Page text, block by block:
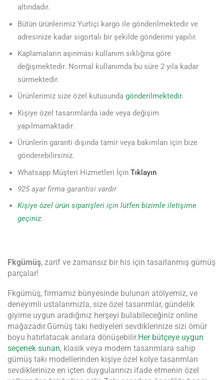
altındadır.
Bütün ürünlerimiz Yurtiçi kargo ile gönderilmektedir ve
adresinize kadar sigortalı bir şekilde gönderimi yapılır.
Kaplamaların aşınması kullanım sıklığına göre
değişmektedir. Normal kullanımda bu süre 2 yıla kadar
sürmektedir.
Ürünlerimiz size özel kutusunda gönderilmektedir.
Kişiye özel tasarımlarda iade veya değişim
yapılmamaktadır.
Ürünlerin garanti dışında tamir veya bakımları için bize
gönderebilirsiniz.
Whatsapp Müşteri Hizmetleri İçin Tıklayın
925 ayar firma garantisi vardır
Kişiye özel ürün siparişleri için lütfen bizimle iletişime
geçiniz.
Fkgümüş, zarif ve zamansız bir his için tasarlanmış gümüş
parçalar!
Fkgümüş, firmamız bünyesinde bulunan atölyemiz, ve
deneyimli ustalarımızla, size özel tasarımlar, gündelik
giyime uygun aradığınız herşeyi bulabileceğiniz online
mağazadır.Gümüş takı hediyeleri sevdiklerinize sizi ömür
boyu hatırlatacak anılara dönüşebilir.Her bütçeye uygun
seçenek sunan, klasik veya modern tasarımlara sahip
gümüş takı modellerinden kişiye özel kolye tasarımları
sevdiklerinize en içten duygularınızı ifade etmenin özel